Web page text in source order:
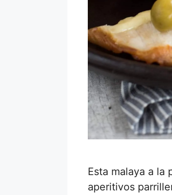
Esta malaya a la
aperitivos